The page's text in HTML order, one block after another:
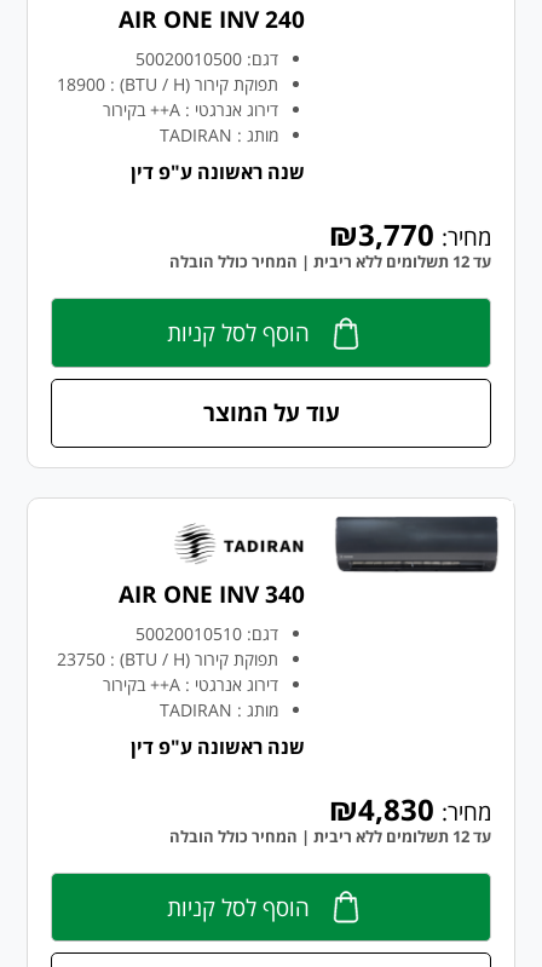
AIR ONE INV 240
דגם: 50020010500
תפוקת קירור (BTU / H)
:
18900
דירוג אנרגטי : A++ בקירור
מותג :
TADIRAN
שנה ראשונה ע"פ דין
מחיר: ₪3,770
עד 12 תשלומים ללא ריבית | המחיר כולל הובלה
הוסף לסל קניות
עוד על המוצר
AIR ONE INV 340
דגם: 50020010510
תפוקת קירור (BTU / H)
:
23750
דירוג אנרגטי : A++ בקירור
מותג :
TADIRAN
שנה ראשונה ע"פ דין
מחיר: ₪4,830
עד 12 תשלומים ללא ריבית | המחיר כולל הובלה
הוסף לסל קניות